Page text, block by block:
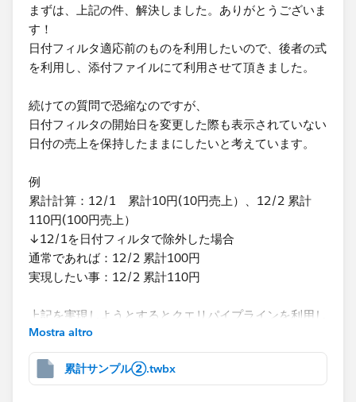
まずは、上記の件、解決しました。ありがとうございま
す！
日付フィルタ適応前のものを利用したいので、後者の式
を利用し、添付ファイルにて利用させて頂きました。
続けての質問で恐縮なのですが、
日付フィルタの開始日を変更した際も表示されていない
日付の売上を保持したままにしたいと考えています。
例
累計計算：12/1 累計10円(10円売上）、12/2 累計
110円(100円売上）
↓12/1を日付フィルタで除外した場合
通常であれば：12/2 累計100円
実現したい事：12/2 累計110円
上記を実現しようとするとクエリパイプラインを利用し
て、日付フィルタを表計算フィルタに設定する必要があ
りますが、表計算フィルタにするとフィルタが日付のス
ライドバー形式に設定出来ず困っています。
Mostra altro
累計サンプル②.twbx